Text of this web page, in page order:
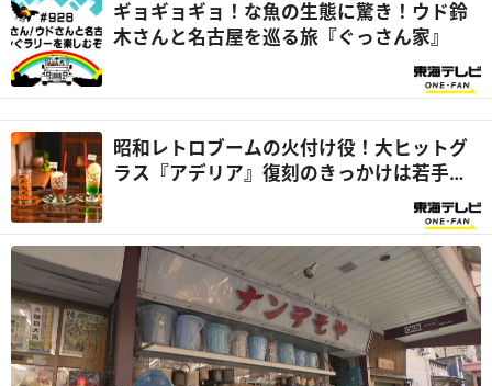
ギョギョギョ！な魚の生態に驚き！ウド鈴
木さんと名古屋を巡る旅『ぐっさん家』
昭和レトロブームの火付け役！大ヒットグ
ラス『アデリア』復刻のきっかけは若手女